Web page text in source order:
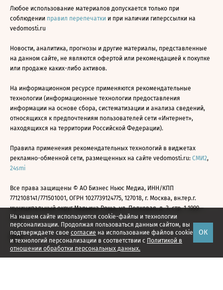
На нашем сайте используются cookie-файлы и технологии
персонализации. Продолжая пользоваться данным сайтом, вы
подтверждаете свое согласие на использование файлов cookie
и технологий персонализации в соответствии с Политикой в
отношении обработки персональных данных.
ОК
Любое использование материалов допускается только при
соблюдении правил перепечатки и при наличии гиперссылки на
vedomosti.ru
Новости, аналитика, прогнозы и другие материалы, представленные
на данном сайте, не являются офертой или рекомендацией к покупке
или продаже каких-либо активов.
На информационном ресурсе применяются рекомендательные
технологии (информационные технологии предоставления
информации на основе сбора, систематизации и анализа сведений,
относящихся к предпочтениям пользователей сети «Интернет»,
находящихся на территории Российской Федерации).
Правила применения рекомендательных технологий в виджетах
рекламно-обменной сети, размещенных на сайте vedomosti.ru: СМИ2,
24smi
Все права защищены © АО Бизнес Ньюс Медиа, ИНН/КПП
7712108141/771501001, ОГРН 1027739124775, 127018, г. Москва, вн.тер.г.
муниципальный округ Марьина Роща, ул. Полковая, д. 3, стр. 1 1999—
2026